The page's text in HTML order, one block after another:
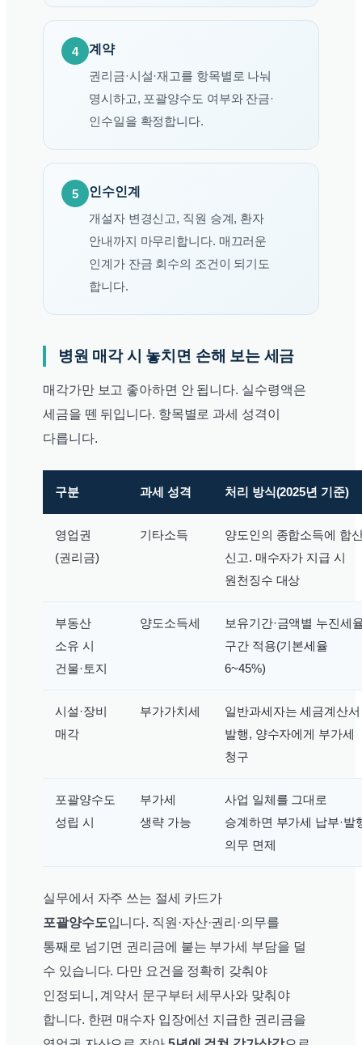
4 계약
권리금·시설·재고를 항목별로 나눠
명시하고, 포괄양수도 여부와 잔금·
인수일을 확정합니다.
5 인수인계
개설자 변경신고, 직원 승계, 환자
안내까지 마무리합니다. 매끄러운
인계가 잔금 회수의 조건이 되기도
합니다.
병원 매각 시 놓치면 손해 보는 세금
매각가만 보고 좋아하면 안 됩니다. 실수령액은
세금을 뗀 뒤입니다. 항목별로 과세 성격이
다릅니다.
구분 과세 성격 처리 방식(2025년 기준)
영업권
(권리금)
기타소득
양도인의 종합소득에 합
신고. 매수자가 지급 시
원천징수 대상
부동산
소유 시
건물·토지
양도소득세
보유기간·금액별 누진세
구간 적용(기본세율
6~45%)
시설·장비
매각
부가가치세
일반과세자는 세금계산서
발행, 양수자에게 부가세
청구
포괄양수도
성립 시
부가세
생략 가능
사업 일체를 그대로
승계하면 부가세 납부·발
의무 면제
실무에서 자주 쓰는 절세 카드가
포괄양수도입니다. 직원·자산·권리·의무를
통째로 넘기면 권리금에 붙는 부가세 부담을 덜
수 있습니다. 다만 요건을 정확히 갖춰야
인정되니, 계약서 문구부터 세무사와 맞춰야
합니다. 한편 매수자 입장에선 지급한 권리금을